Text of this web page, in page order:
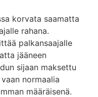
korvata saamatta
rahana.
palkansaajalle
jääneen
sijaan maksettu
normaalia
määräisenä.